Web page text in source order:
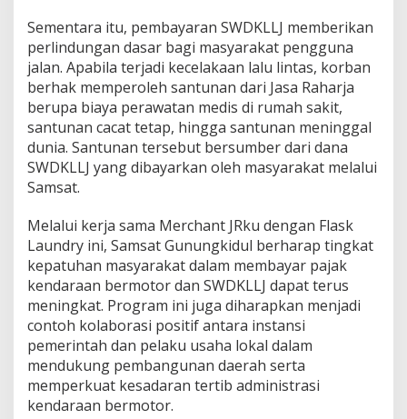
Sementara itu, pembayaran SWDKLLJ memberikan
perlindungan dasar bagi masyarakat pengguna
jalan. Apabila terjadi kecelakaan lalu lintas, korban
berhak memperoleh santunan dari Jasa Raharja
berupa biaya perawatan medis di rumah sakit,
santunan cacat tetap, hingga santunan meninggal
dunia. Santunan tersebut bersumber dari dana
SWDKLLJ yang dibayarkan oleh masyarakat melalui
Samsat.
Melalui kerja sama Merchant JRku dengan Flask
Laundry ini, Samsat Gunungkidul berharap tingkat
kepatuhan masyarakat dalam membayar pajak
kendaraan bermotor dan SWDKLLJ dapat terus
meningkat. Program ini juga diharapkan menjadi
contoh kolaborasi positif antara instansi
pemerintah dan pelaku usaha lokal dalam
mendukung pembangunan daerah serta
memperkuat kesadaran tertib administrasi
kendaraan bermotor.